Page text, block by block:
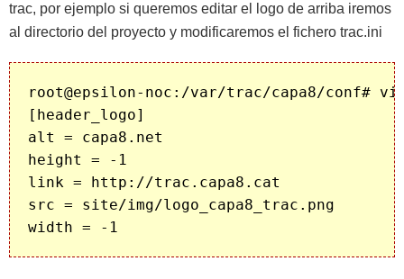
trac, por ejemplo si queremos editar el logo de arriba iremos
al directorio del proyecto y modificaremos el fichero trac.ini
root@epsilon-noc:/var/trac/capa8/conf#
[header_logo]
alt = capa8.net
height = -1
link = http://trac.capa8.cat
src = site/img/logo_capa8_trac.png